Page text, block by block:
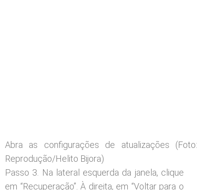
Abra as configurações de atualizações (Foto:
Reprodução/Helito Bijora)
Passo 3. Na lateral esquerda da janela, clique
em “Recuperação”. À direita, em “Voltar para o